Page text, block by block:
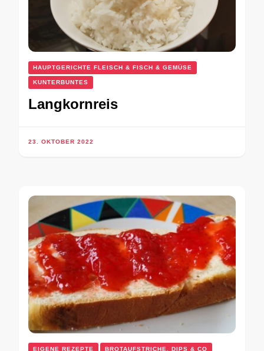
HAUPTGERICHTE FLEISCH & FISCH & GEMÜSE
KUNTERBUNTES
Langkornreis
23. OKTOBER 2022
EIGENE REZEPTE BROTAUFSTRICHE, DIPS & CO